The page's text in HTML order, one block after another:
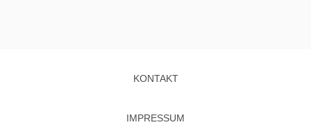
KONTAKT
IMPRESSUM